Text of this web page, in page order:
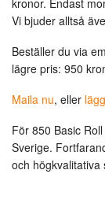
PÅ
ROLL
995
kronor!
kronor. Endast
Vi bjuder alltså
Beställer du via
lägre pris: 950
Maila nu, eller
För 850 Basic
Sverige.
och högkvalitativa